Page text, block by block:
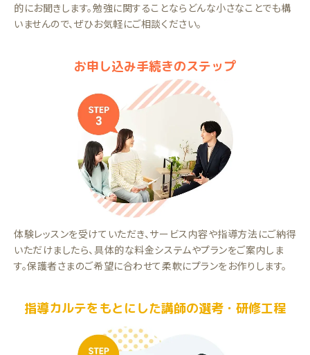
的にお聞きします。勉強に関することならどんな小さなことでも構
いませんので、ぜひお気軽にご相談ください。
お申し込み手続きのステップ
体験レッスンを受けていただき、サービス内容や指導方法にご納得
いただけましたら、具体的な料金システムやプランをご案内しま
す。保護者さまのご希望に合わせて柔軟にプランをお作りします。
指導カルテをもとにした講師の選考・研修工程